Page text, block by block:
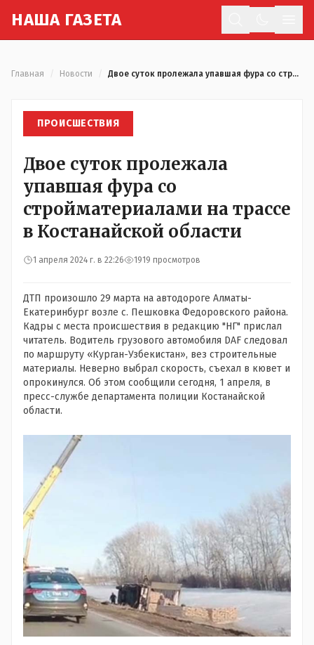
НАША ГАЗЕТА
Главная Новости Двое суток пролежала упавшая фура со стройматериалами на трассе в Костанайской области
ПРОИСШЕСТВИЯ
Двое суток пролежала
упавшая фура со
стройматериалами на трассе
в Костанайской области
1 апреля 2024 г. в 22:26 1919 просмотров
ДТП произошло 29 марта на автодороге Алматы-
Екатеринбург возле с. Пешковка Федоровского района.
Кадры с места происшествия в редакцию "НГ" прислал
читатель. Водитель грузового автомобиля DAF следовал
по маршруту «Курган-Узбекистан», вез строительные
материалы. Неверно выбрал скорость, съехал в кювет и
опрокинулся. Об этом сообщили сегодня, 1 апреля, в
пресс-службе департамента полиции Костанайской
области.